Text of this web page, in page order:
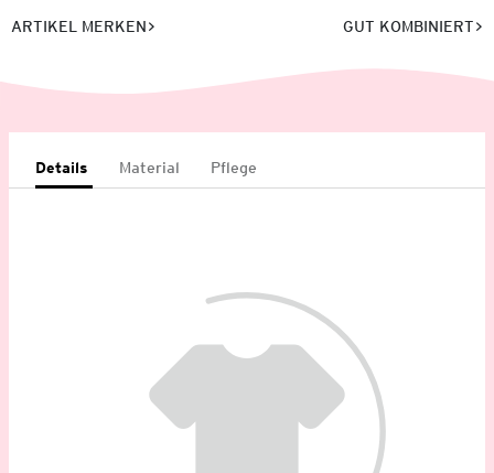
ARTIKEL MERKEN GUT KOMBINIERT
Details Material Pflege